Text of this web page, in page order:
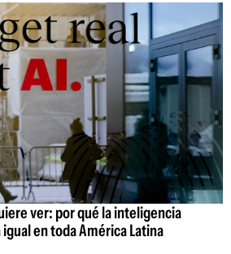
ver: por qué la inteligencia
en toda América Latina